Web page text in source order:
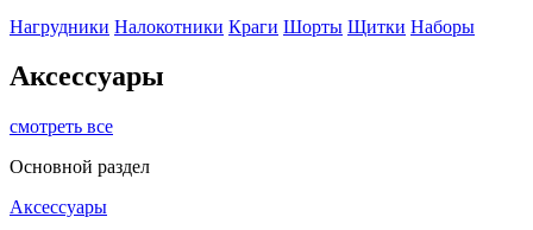
Нагрудники Налокотники Краги Шорты Щитки Наборы
Аксессуары
смотреть все
Основной раздел
Аксессуары